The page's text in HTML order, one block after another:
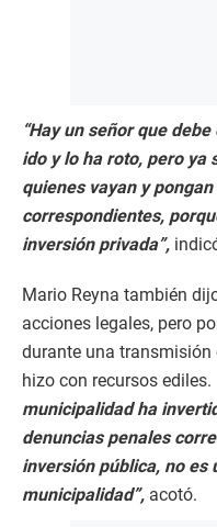
“Hay un señor que
ido y lo ha roto, pero ya
quienes vayan y
correspondientes,
inversión privada”,
Mario Reyna también
acciones legales, pero
durante una transmisión
hizo con recursos ediles.
municipalidad ha
denuncias penales
inversión pública, no es
municipalidad”, acotó.